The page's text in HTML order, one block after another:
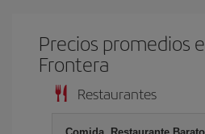
Precios promedios
Frontera
Restaurantes